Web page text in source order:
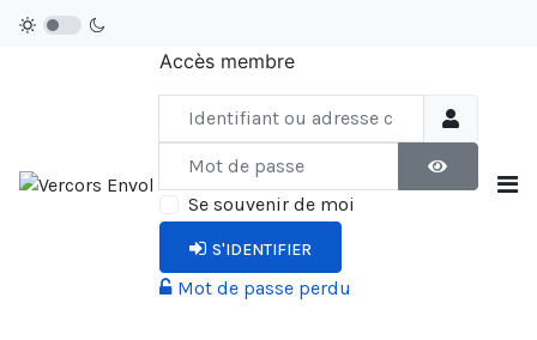
Accès membre
Identifiant ou adresse courriel
Mot de passe
AFFICHER
Se souvenir de moi
S'IDENTIFIER
Mot de passe perdu